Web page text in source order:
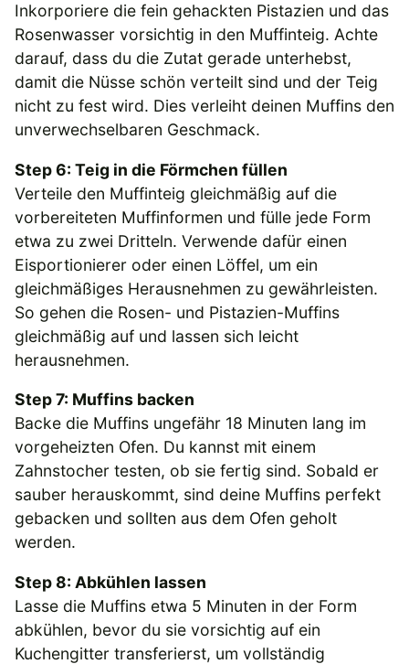
Inkorporiere die fein gehackten Pistazien und das
Rosenwasser vorsichtig in den Muffinteig. Achte
darauf, dass du die Zutat gerade unterhebst,
damit die Nüsse schön verteilt sind und der Teig
nicht zu fest wird. Dies verleiht deinen Muffins den
unverwechselbaren Geschmack.
Step 6: Teig in die Förmchen füllen
Verteile den Muffinteig gleichmäßig auf die
vorbereiteten Muffinformen und fülle jede Form
etwa zu zwei Dritteln. Verwende dafür einen
Eisportionierer oder einen Löffel, um ein
gleichmäßiges Herausnehmen zu gewährleisten.
So gehen die Rosen- und Pistazien-Muffins
gleichmäßig auf und lassen sich leicht
herausnehmen.
Step 7: Muffins backen
Backe die Muffins ungefähr 18 Minuten lang im
vorgeheizten Ofen. Du kannst mit einem
Zahnstocher testen, ob sie fertig sind. Sobald er
sauber herauskommt, sind deine Muffins perfekt
gebacken und sollten aus dem Ofen geholt
werden.
Step 8: Abkühlen lassen
Lasse die Muffins etwa 5 Minuten in der Form
abkühlen, bevor du sie vorsichtig auf ein
Kuchengitter transferierst, um vollständig